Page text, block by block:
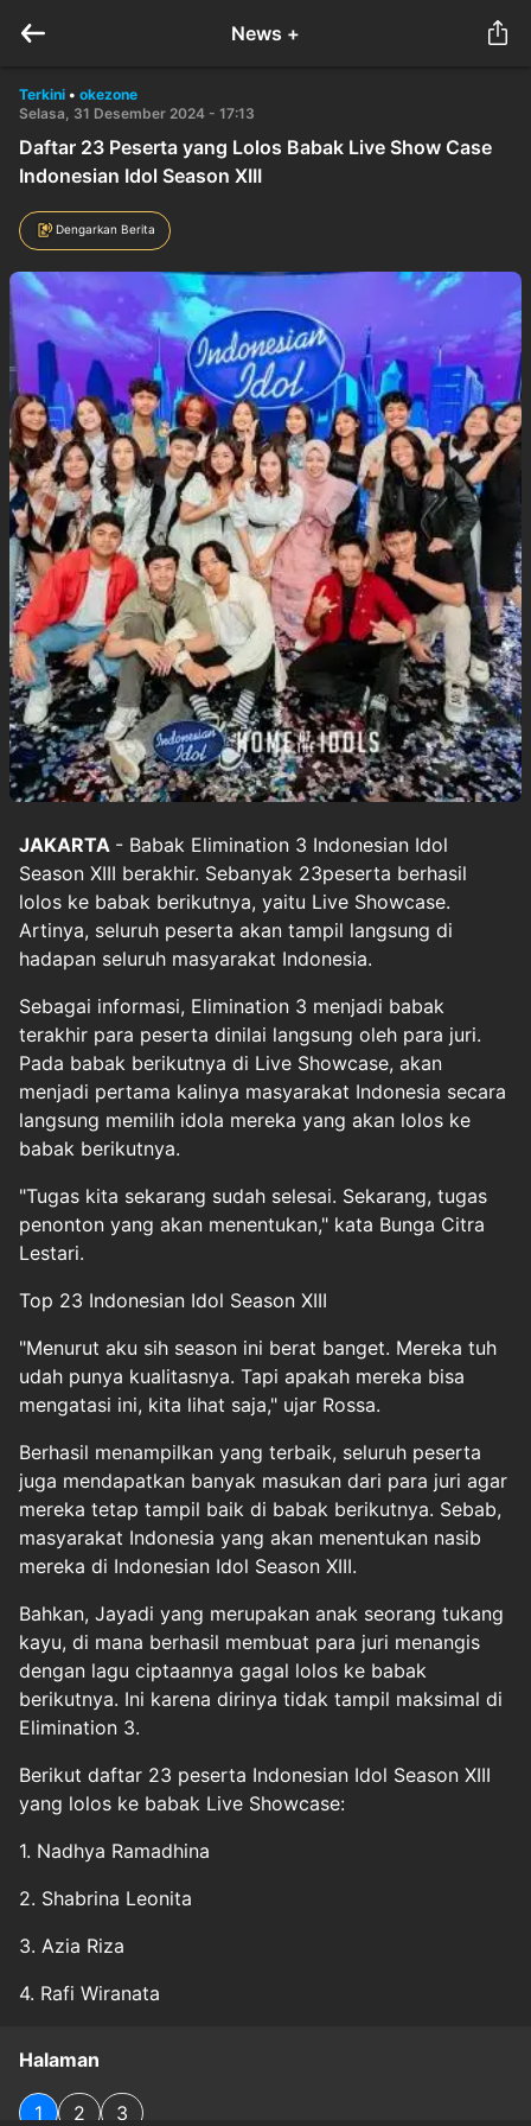
News +
Terkini • okezone
Selasa, 31 Desember 2024 - 17:13
Daftar 23 Peserta yang Lolos Babak Live Show Case
Indonesian Idol Season XIII
Dengarkan Berita
JAKARTA - Babak Elimination 3 Indonesian Idol
Season XIII berakhir. Sebanyak 23peserta berhasil
lolos ke babak berikutnya, yaitu Live Showcase.
Artinya, seluruh peserta akan tampil langsung di
hadapan seluruh masyarakat Indonesia.
Sebagai informasi, Elimination 3 menjadi babak
terakhir para peserta dinilai langsung oleh para juri.
Pada babak berikutnya di Live Showcase, akan
menjadi pertama kalinya masyarakat Indonesia secara
langsung memilih idola mereka yang akan lolos ke
babak berikutnya.
"Tugas kita sekarang sudah selesai. Sekarang, tugas
penonton yang akan menentukan," kata Bunga Citra
Lestari.
Top 23 Indonesian Idol Season XIII
"Menurut aku sih season ini berat banget. Mereka tuh
udah punya kualitasnya. Tapi apakah mereka bisa
mengatasi ini, kita lihat saja," ujar Rossa.
Berhasil menampilkan yang terbaik, seluruh peserta
juga mendapatkan banyak masukan dari para juri agar
mereka tetap tampil baik di babak berikutnya. Sebab,
masyarakat Indonesia yang akan menentukan nasib
mereka di Indonesian Idol Season XIII.
Bahkan, Jayadi yang merupakan anak seorang tukang
kayu, di mana berhasil membuat para juri menangis
dengan lagu ciptaannya gagal lolos ke babak
berikutnya. Ini karena dirinya tidak tampil maksimal di
Elimination 3.
Berikut daftar 23 peserta Indonesian Idol Season XIII
yang lolos ke babak Live Showcase:
1. Nadhya Ramadhina
2. Shabrina Leonita
3. Azia Riza
4. Rafi Wiranata
Halaman
1 2 3